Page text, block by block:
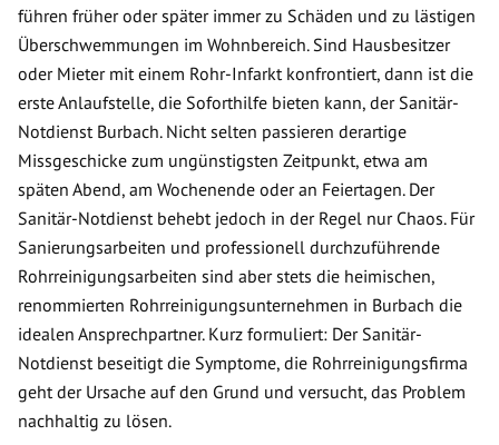
führen früher oder später immer zu Schäden und zu lästigen
Überschwemmungen im Wohnbereich. Sind Hausbesitzer
oder Mieter mit einem Rohr-Infarkt konfrontiert, dann ist die
erste Anlaufstelle, die Soforthilfe bieten kann, der Sanitär-
Notdienst Burbach. Nicht selten passieren derartige
Missgeschicke zum ungünstigsten Zeitpunkt, etwa am
späten Abend, am Wochenende oder an Feiertagen. Der
Sanitär-Notdienst behebt jedoch in der Regel nur Chaos. Für
Sanierungsarbeiten und professionell durchzuführende
Rohrreinigungsarbeiten sind aber stets die heimischen,
renommierten Rohrreinigungsunternehmen in Burbach die
idealen Ansprechpartner. Kurz formuliert: Der Sanitär-
Notdienst beseitigt die Symptome, die Rohrreinigungsfirma
geht der Ursache auf den Grund und versucht, das Problem
nachhaltig zu lösen.